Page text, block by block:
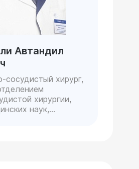
Автандил
сосудистый хирург,
хирургии,
наук,